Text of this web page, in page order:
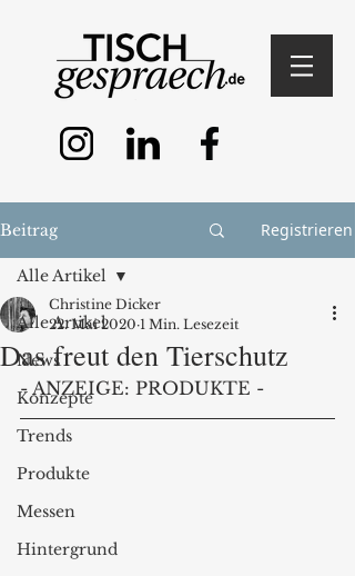
Beitrag Registrieren
Alle Artikel
News
Konzepte
Trends
Produkte
Messen
Hintergrund
Alle Artikel
Das freut den Tierschutz
Christine Dicker
22. Mai 2020 1 Min. Lesezeit
- ANZEIGE: PRODUKTE -